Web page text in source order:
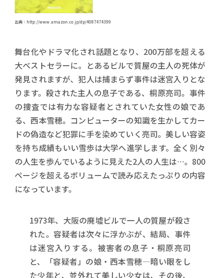
出典：http://www.amazon.co.jp/dp/4087474399
舞台化やドラマ化され話題となり、200万部を超える
大ベストセラーに。とあるビルで質屋の主人の死体が
発見されますが、犯人は捕まらず事件は迷宮入りとな
ります。殺された主人の息子である、桐原亮司。事件
の捜査では有力な容疑者とされていた女性の娘であ
る、西本雪穂。コンピューターの知識を生かしてカー
ドの偽造など犯罪に手を染めていく亮司。美しい容姿
を持ち成績もいい雪歩は大学へ進学します。全く別々
の人生を歩んでいるように見えた2人の人生は…。800
ページを超えるボリュームで読み応えたっぷりの内容
になっています。
1973年、大阪の廃墟ビルで一人の質屋が殺さ
れた。容疑者は次々に浮かぶが、結局、事件
は迷宮入りする。被害者の息子・桐原亮司
と、「容疑者」の娘・西本雪穂―暗い眼をし
た少年と、並外れて美しい少女は、その後、